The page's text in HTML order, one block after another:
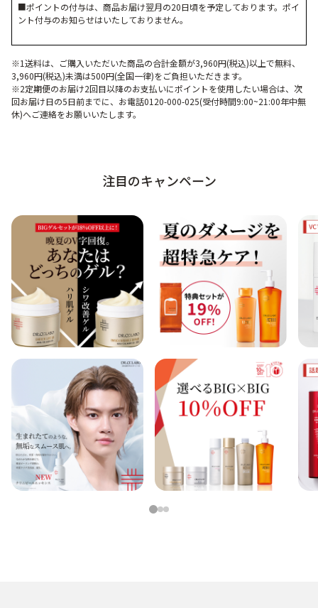
■ポイントの付与は、商品お届け翌月の20日頃を予定しております。ポイ
ント付与のお知らせはいたしておりません。
※1送料は、ご購入いただいた商品の合計金額が3,960円(税込)以上で無料、
3,960円(税込)未満は500円(全国一律)をご負担いただきます。
※2定期便のお届け2回目以降のお支払いにポイントを使用したい場合は、次
回お届け日の5日前までに、お電話0120-000-025(受付時間9:00~21:00年中無
休)へご連絡をお願いいたします。
注目のキャンペーン
123